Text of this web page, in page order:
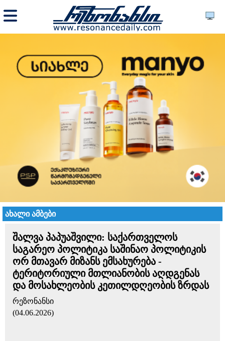
ახალი ამბები
შალვა პაპუაშვილი: საქართველოს
საგარეო პოლიტიკა საშინაო პოლიტიკის
ორ მთავარ მიზანს ემსახურება -
ტერიტორიული მთლიანობის აღდგენას
და მოსახლეობის კეთილდღეობის ზრდას
რეზონანსი
(04.06.2026)